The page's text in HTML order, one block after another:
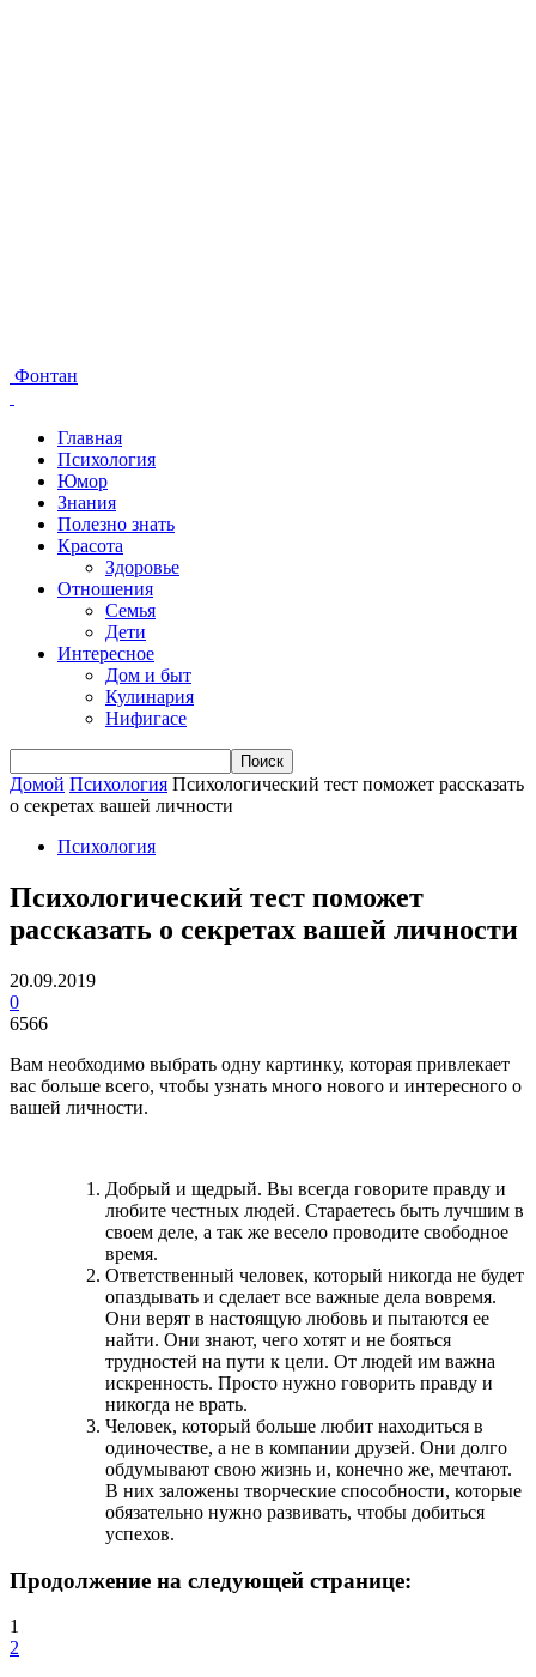
Фонтан
Главная
Психология
Юмор
Знания
Полезно знать
Красота
Здоровье
Отношения
Семья
Дети
Интересное
Дом и быт
Кулинария
Нифигасе
Домой Психология Психологический тест поможет рассказать
о секретах вашей личности
Психология
Психологический тест поможет
рассказать о секретах вашей личности
20.09.2019
0
6566
Вам необходимо выбрать одну картинку, которая привлекает
вас больше всего, чтобы узнать много нового и интересного о
вашей личности.
Добрый и щедрый. Вы всегда говорите правду и
любите честных людей. Стараетесь быть лучшим в
своем деле, а так же весело проводите свободное
время.
Ответственный человек, который никогда не будет
опаздывать и сделает все важные дела вовремя.
Они верят в настоящую любовь и пытаются ее
найти. Они знают, чего хотят и не бояться
трудностей на пути к цели. От людей им важна
искренность. Просто нужно говорить правду и
никогда не врать.
Человек, который больше любит находиться в
одиночестве, а не в компании друзей. Они долго
обдумывают свою жизнь и, конечно же, мечтают.
В них заложены творческие способности, которые
обязательно нужно развивать, чтобы добиться
успехов.
Продолжение на следующей странице:
1
2